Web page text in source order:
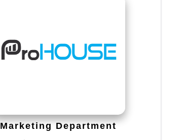
Marketing Department